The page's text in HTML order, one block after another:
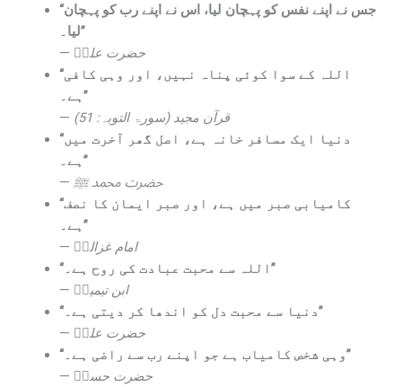
“جس نے اپنے نفس کو پہچان لیا، اس نے اپنے رب کو پہچان
لیا۔”
— حضرت علیؓ
“اللہ کے سوا کوئی پناہ نہیں، اور وہی کافی
ہے۔”
—
قرآن مجید (سورۃ التوبہ: 51)
“دنیا ایک مسافر خانہ ہے، اصل گھر آخرت میں
ہے۔”
—حضرت محمد ﷺ
“کامیابی صبر میں ہے، اور صبر ایمان کا نصف
ہے۔”
— امام غزالیؒ
“اللہ سے محبت عبادت کی روح ہے۔”
— ابن تیمیہؒ
“دنیا سے محبت دل کو اندھا کر دیتی ہے۔”
— حضرت علیؓ
“وہی شخص کامیاب ہے جو اپنے رب سے راضی ہے۔”
— حضرت حسنؒ